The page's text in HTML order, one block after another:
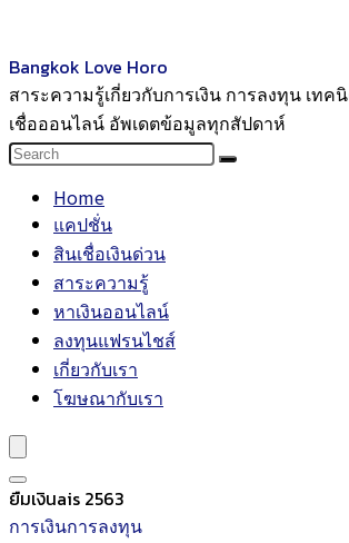
Bangkok Love Horo
สาระความรู้เกี่ยวกับการเงิน การลงทุน เท
เชื่อออนไลน์ อัพเดตข้อมูลทุกสัปดาห์
Home
แคปชั่น
สินเชื่อเงินด่วน
สาระความรู้
หาเงินออนไลน์
ลงทุนแฟรนไชส์
เกี่ยวกับเรา
โฆษณากับเรา
ยืมเงินais 2563
การเงินการลงทุน